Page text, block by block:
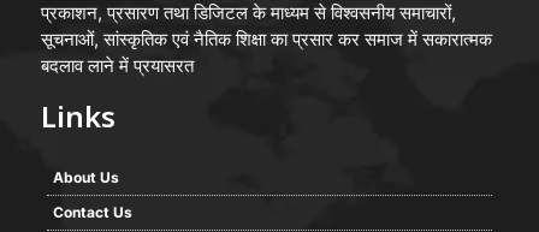
प्रकाशन, प्रसारण तथा डिजिटल के माध्यम से विश्वसनीय समाचारों,
सूचनाओं, सांस्कृतिक एवं नैतिक शिक्षा का प्रसार कर समाज में सकारात्मक
बदलाव लाने में प्रयासरत
Links
About Us
Contact Us